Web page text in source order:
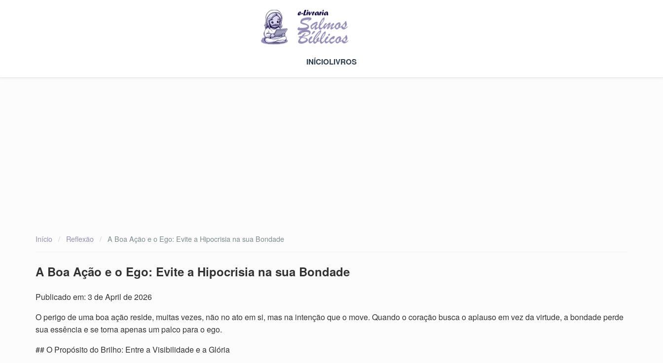
INÍCIOLIVROS
Início / Reflexão / A Boa Ação e o Ego: Evite a Hipocrisia na sua Bondade
A Boa Ação e o Ego: Evite a Hipocrisia na sua Bondade
Publicado em: 3 de April de 2026
O perigo de uma boa ação reside, muitas vezes, não no ato em si, mas na intenção que o move. Quando o coração busca o aplauso em vez da virtude, a bondade perde
sua essência e se torna apenas um palco para o ego.
## O Propósito do Brilho: Entre a Visibilidade e a Glória